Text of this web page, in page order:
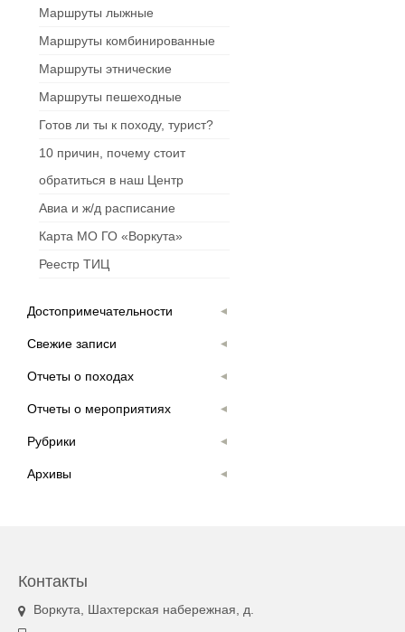
Маршруты лыжные
Маршруты комбинированные
Маршруты этнические
Маршруты пешеходные
Готов ли ты к походу, турист?
10 причин, почему стоит
обратиться в наш Центр
Авиа и ж/д расписание
Карта МО ГО «Воркута»
Реестр ТИЦ
Достопримечательности
Свежие записи
Отчеты о походах
Отчеты о мероприятиях
Рубрики
Архивы
Контакты
Воркута, Шахтерская набережная, д.